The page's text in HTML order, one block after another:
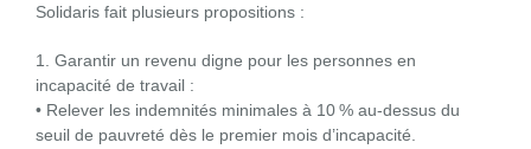
Solidaris fait plusieurs propositions :
1. Garantir un revenu digne pour les personnes en
incapacité de travail :
• Relever les indemnités minimales à 10 % au-dessus du
seuil de pauvreté dès le premier mois d’incapacité.